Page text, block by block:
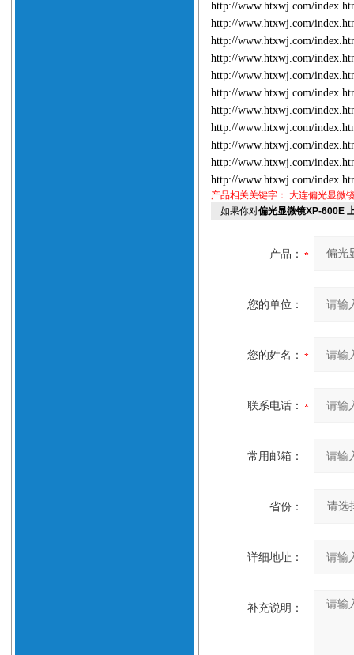
http://www.htxwj.com/
http://www.htxwj.com/
http://www.htxwj.com/
http://www.htxwj.com/
http://www.htxwj.com/
http://www.htxwj.com/
http://www.htxwj.com/
http://www.htxwj.com/
http://www.htxwj.com/
http://www.htxwj.com/
http://www.htxwj.com/
产品相关关键字： 大连偏光显微
如果你对偏光显微镜XP-600E
产品：
您的单位：
您的姓名：
联系电话：
常用邮箱：
省份：
详细地址：
补充说明：